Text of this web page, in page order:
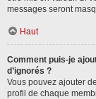
messages seront
Haut
Comment puis-je
d’ignorés ?
Vous pouvez ajouter
profil de chaque